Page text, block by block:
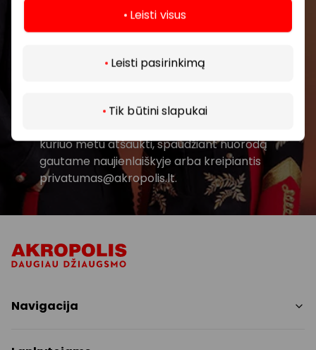
Leisti visus
Leisti pasirinkimą
Tik būtini slapukai
Prenumeruoti
GROUP, UAB Tavo el. pašto duomenis tvarkys
kuriuo metu atšaukti, spaudžiant nuorodą
gautame naujienlaiškyje arba kreipiantis
privatumas@akropolis.lt.
Daugiau
Navigacija